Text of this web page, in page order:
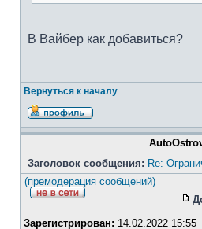
В Вайбер как добавиться?
Вернуться к началу
Заголовок сообщения: Re:
(премодерация сообщений)
Зарегистрирован: 14.02.2022 15:55